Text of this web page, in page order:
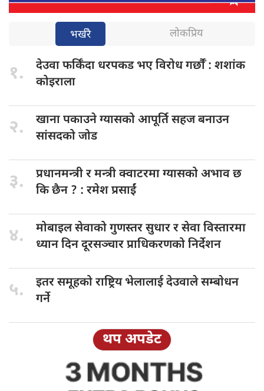
भर्खरै लोकप्रिय
१. देउवा फर्किँदा धरपकड भए विरोध गर्छौँं : शशांक
कोइराला
२. खाना पकाउनेग्यासको आपूर्ति सहज बनाउन
सांसदको जोड
३. प्रधानमन्त्री रमन्त्री क्वाटरमा ग्यासको अभाव छ
कि छैन ? : रमेश प्रसाईं
४. मोबाइल सेवाकोगुणस्तर सुधार र सेवा विस्तारमा
ध्यान दिन दूरसञ्चार प्राधिकरणको निर्देशन
५. इतर समूहकोराष्ट्रिय भेलालाई देउवाले सम्बाेधन
गर्ने
थप अपडेट